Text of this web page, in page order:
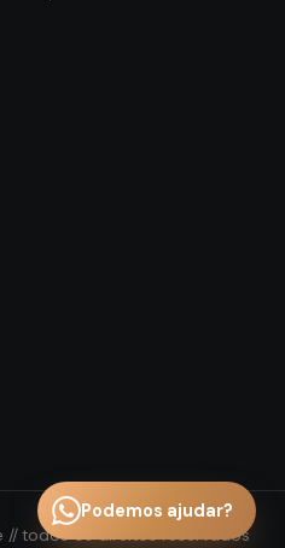
// todos os direitos reservados
Podemos ajudar?